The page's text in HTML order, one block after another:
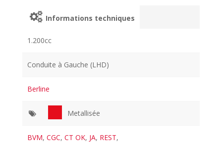
Informations techniques
1.200cc
Conduite à Gauche (LHD)
Berline
Metallisée
BVM,CGC,CT OK, JA, REST,